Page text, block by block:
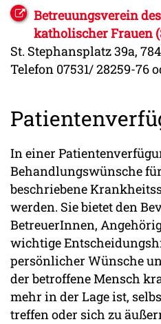
Betreuungsverein
katholischer Frauen
St. Stephansplatz 39a,
Telefon 07531/ 28259-76
In einer
Behandlungswünsche
beschriebene
werden. Sie bietet den
BetreuerInnen,
wichtige
persönlicher Wünsche
der betroffene Mensch
mehr in der Lage ist,
treffen oder sich zu